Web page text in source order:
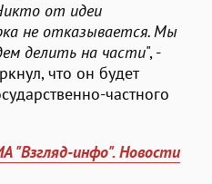
от идеи
не отказывается. Мы
делить на части", -
что он будет
частного
"Взгляд-инфо". Новости